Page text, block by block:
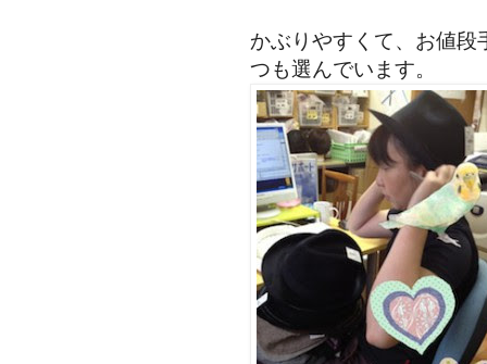
かぶりやすくて、お値
つも選んでいます。